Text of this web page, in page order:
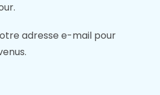
adresse e-mail pour